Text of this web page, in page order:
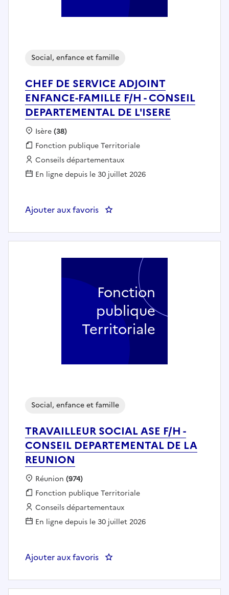
CHEF DE SERVICE ADJOINT
ENFANCE-FAMILLE F/H - CONSEIL
DEPARTEMENTAL DE L'ISERE
Social, enfance et famille
Localisation :
Isère(38)
Fonction publique :
Fonction publique Territoriale
Employeur :
Conseils départementaux
En ligne depuis le 30 juillet 2026
Ajouter aux favoris : CHEF DE SERVICE ADJOINT
TRAVAILLEUR SOCIAL ASE F/H -
CONSEIL DEPARTEMENTAL DE LA
REUNION
Social, enfance et famille
Localisation :
Réunion (974)
Fonction publique :
Fonction publique Territoriale
Employeur :
Conseils départementaux
En ligne depuis le 30 juillet 2026
Ajouter aux favoris
Fonction
publique
Territoriale